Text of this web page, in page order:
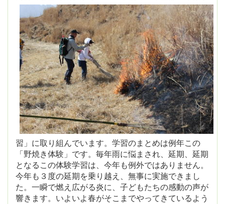
習」に取り組んでいます。学習のまとめは例年この
「野焼き体験」です。毎年雨に悩まされ、延期、延期
となるこの体験学習は、今年も例外ではありません。
今年も３度の延期を乗り越え、無事に実施できまし
た。一瞬で燃え広がる炎に、子どもたちの感動の声が
響きます。いよいよ春がそこまでやってきているよう